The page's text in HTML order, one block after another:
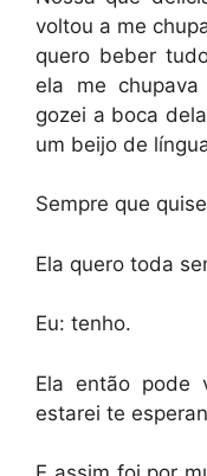
voltou a me
quero beber
ela me
gozei a boca
um beijo de
Sempre que
Ela quero toda
Eu: tenho.
Ela então pode
estarei te